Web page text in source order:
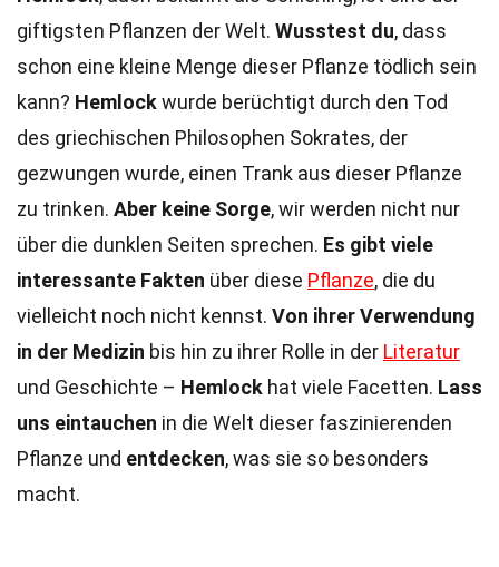
giftigsten Pflanzen der Welt. Wusstest du, dass
schon eine kleine Menge dieser Pflanze tödlich sein
kann? Hemlockwurde berüchtigt durch den Tod
des griechischen Philosophen Sokrates, der
gezwungen wurde, einen Trank aus dieser Pflanze
zu trinken. Aber keine Sorge, wir werden nicht nur
über die dunklen Seiten sprechen. Es gibt viele
interessante Fakten über diese Pflanze, die du
vielleicht noch nicht kennst. Von ihrer Verwendung
in der Medizin bis hin zu ihrer Rolle in der Literatur
und Geschichte – Hemlock hat viele Facetten. Lass
uns eintauchen in die Welt dieser faszinierenden
Pflanze und entdecken, was sie so besonders
macht.